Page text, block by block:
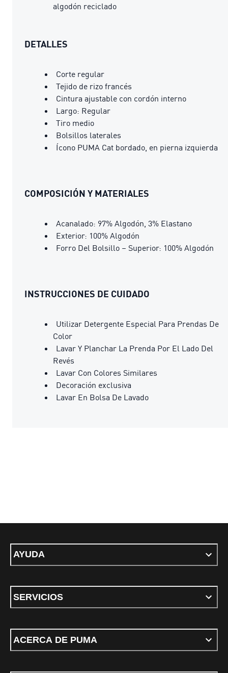
algodón reciclado
DETALLES
Corte regular
Tejido de rizo francés
Cintura ajustable con cordón interno
Largo: Regular
Tiro medio
Bolsillos laterales
Ícono PUMA Cat bordado, en pierna izquierda
COMPOSICIÓN Y MATERIALES
Acanalado: 97% Algodón, 3% Elastano
Exterior: 100% Algodón
Forro Del Bolsillo – Superior: 100% Algodón
INSTRUCCIONES DE CUIDADO
Utilizar Detergente Especial Para Prendas De
Color
Lavar Y Planchar La Prenda Por El Lado Del
Revés
Lavar Con Colores Similares
Decoración exclusiva
Lavar En Bolsa De Lavado
AYUDA
SERVICIOS
ACERCA DE PUMA